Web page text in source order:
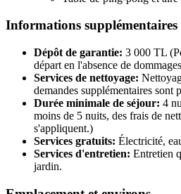
Informations supplémentaires
Dépôt de garantie: 3 000 TL
départ en l'absence de
Services de nettoyage:
demandes supplémentaires sont
Durée minimale de séjour: 4
moins de 5 nuits, des frais de
s'appliquent.)
Services gratuits: Électricité,
Services d'entretien: Entretien
jardin.